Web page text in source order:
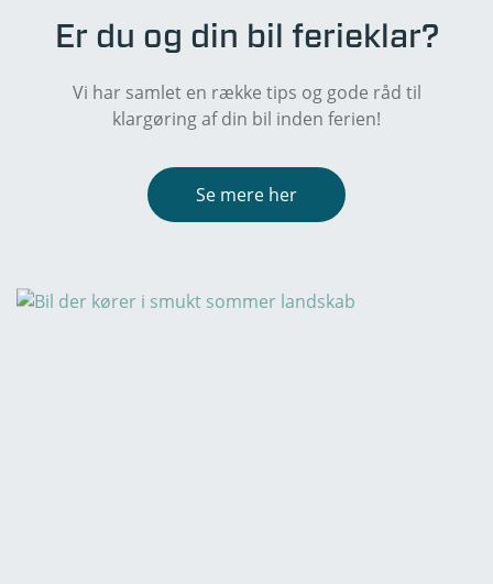
Er du og din bil ferieklar?
Vi har samlet en række tips og gode råd til
klargøring af din bil inden ferien!
Se mere her